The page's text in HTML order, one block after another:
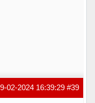
#39
02-2024 16:39:29